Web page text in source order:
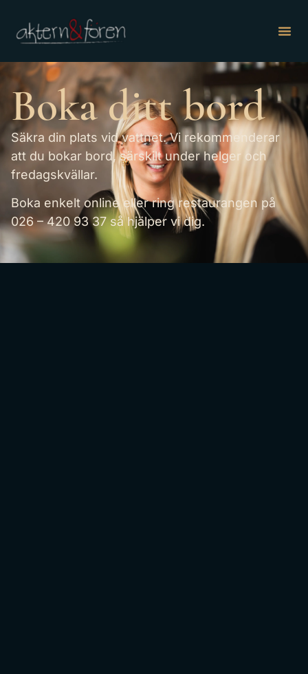
Boka ditt bord
Säkra din plats vid vattnet. Vi rekommenderar
att du bokar bord, särskilt under helger och
fredagskvällar.
Boka enkelt online eller ring restaurangen på
026 – 420 93 37 så hjälper vi dig.